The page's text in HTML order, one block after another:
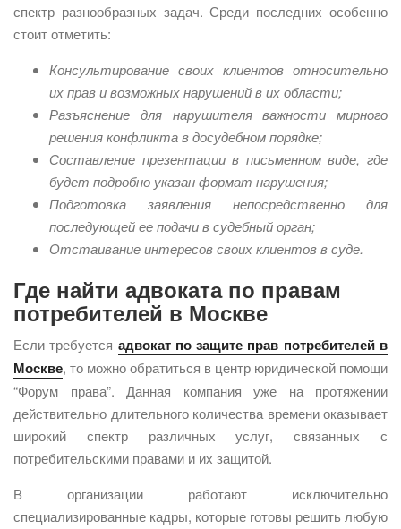
спектр разнообразных задач. Среди последних особенно
стоит отметить:
Консультирование своих клиентов относительно
их прав и возможных нарушений в их области;
Разъяснение для нарушителя важности мирного
решения конфликта в досудебном порядке;
Составление презентации в письменном виде, где
будет подробно указан формат нарушения;
Подготовка заявления непосредственно для
последующей ее подачи в судебный орган;
Отстаивание интересов своих клиентов в суде.
Где найти адвоката по правам
потребителей в Москве
Если требуется адвокат по защите прав потребителей в
Москве, то можно обратиться в центр юридической помощи
“Форум права”. Данная компания уже на протяжении
действительно длительного количества времени оказывает
широкий спектр различных услуг, связанных с
потребительскими правами и их защитой.
В организации работают исключительно
специализированные кадры, которые готовы решить любую